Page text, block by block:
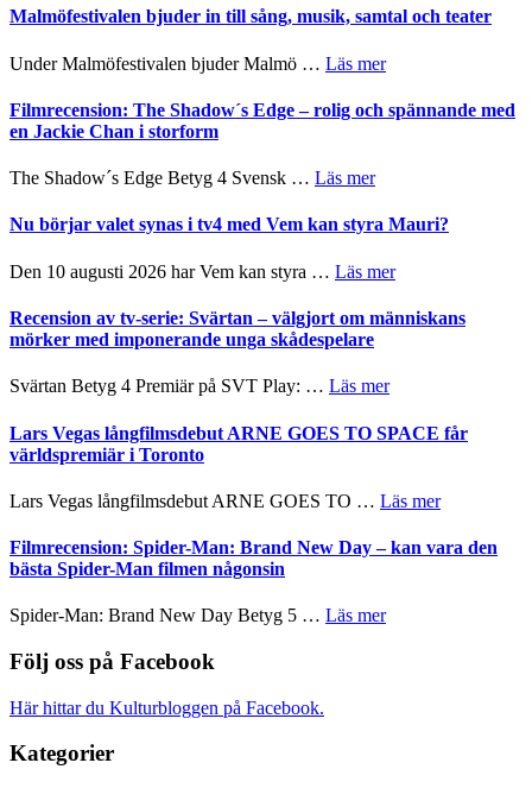
mycket
Endre,
och
Pöntinen
Malmöfestivalen bjuder in till sång, musik, samtal och teater
Under Malmöfestivalen bjuder Malmö … Läs merom
bjuder
in
och
Filmrecension: The Shadow´s Edge – rolig och spännande med
en Jackie Chan i storform
The Shadow´s Edge Betyg 4 Svensk … Läs merom
The
Edge
rolig
med
Jackie
storform
Nu börjar valet synas i tv4 med Vem kan styra Mauri?
Den 10 augusti 2026 har Vem kan styra … Läs merom
börjar
Vem
Mauri?
Recension av tv-serie: Svärtan – välgjort om människans
mörker med imponerande unga skådespelare
Svärtan Betyg 4 Premiär på SVT Play: … Läs merom
av
tv-
Svärtan
–
om
Lars Vegas långfilmsdebut ARNE GOES TO SPACE får
världspremiär i Toronto
Lars Vegas långfilmsdebut ARNE GOES TO … Läs merom
Vegas
Filmrecension: Spider-Man: Brand New Day – kan vara den
bästa Spider-Man filmen någonsin
Spider-Man: Brand New Day Betyg 5 … Läs merom
Följ oss på Facebook
Här hittar du Kulturbloggen på Facebook.
Kategorier